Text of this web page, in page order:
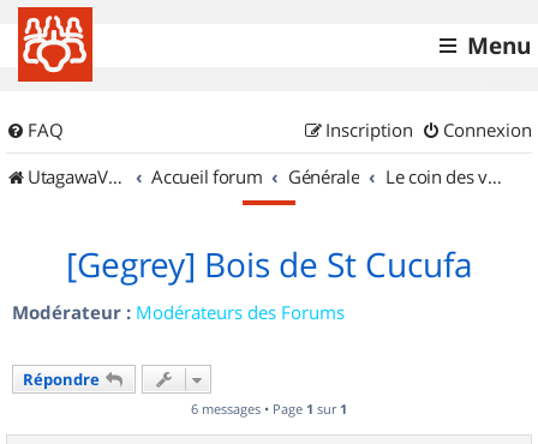
Menu
FAQ Connexion
Inscription
UtagawaVTT (Randos VTT et VTTAE avec traces GPS)
Accueil forum Générale Le coin des vidéastes
[Gegrey] Bois de St Cucufa
Modérateur : Modérateurs des Forums
Répondre
6 messages • Page 1 sur 1